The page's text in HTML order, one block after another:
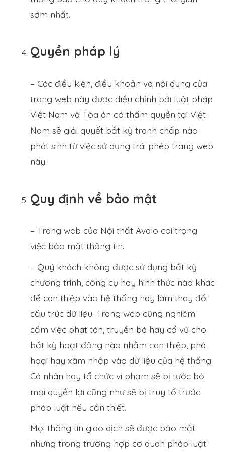
sớm nhất.
Quyền pháp lý
– Các điều kiện, điều khoản và nội dung của
trang web này được điều chỉnh bởi luật pháp
Việt Nam và Tòa án có thẩm quyền tại Việt
Nam sẽ giải quyết bất kỳ tranh chấp nào
phát sinh từ việc sử dụng trái phép trang web
này.
Quy định về bảo mật
– Trang web của Nội thất Avalo coi trọng
việc bảo mật thông tin.
– Quý khách không được sử dụng bất kỳ
chương trình, công cụ hay hình thức nào khác
để can thiệp vào hệ thống hay làm thay đổi
cấu trúc dữ liệu. Trang web cũng nghiêm
cấm việc phát tán, truyền bá hay cổ vũ cho
bất kỳ hoạt động nào nhằm can thiệp, phá
hoại hay xâm nhập vào dữ liệu của hệ thống.
Cá nhân hay tổ chức vi phạm sẽ bị tước bỏ
mọi quyền lợi cũng như sẽ bị truy tố trước
pháp luật nếu cần thiết.
Mọi thông tin giao dịch sẽ được bảo mật
nhưng trong trường hợp cơ quan pháp luật